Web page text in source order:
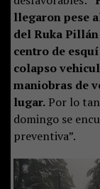
llegaron pese
del Ruka
centro de
colapso
maniobras de
lugar.Por lo
domingo se
preventiva”.